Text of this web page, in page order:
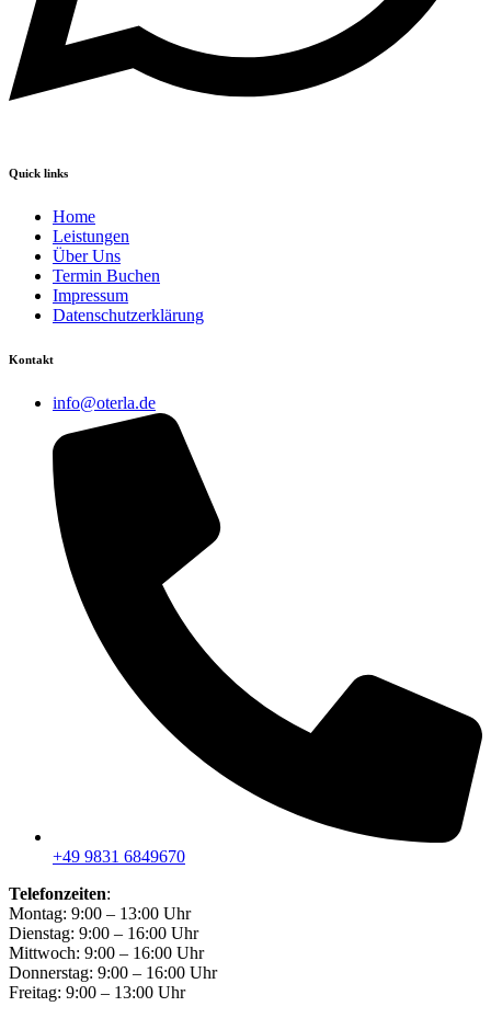
Quick links
Home
Leistungen
Über Uns
Termin Buchen
Impressum
Datenschutzerklärung
Kontakt
info@oterla.de
+49 9831 6849670
Telefonzeiten:
Montag: 9:00 – 13:00 Uhr
Dienstag: 9:00 – 16:00 Uhr
Mittwoch: 9:00 – 16:00 Uhr
Donnerstag: 9:00 – 16:00 Uhr
Freitag: 9:00 – 13:00 Uhr